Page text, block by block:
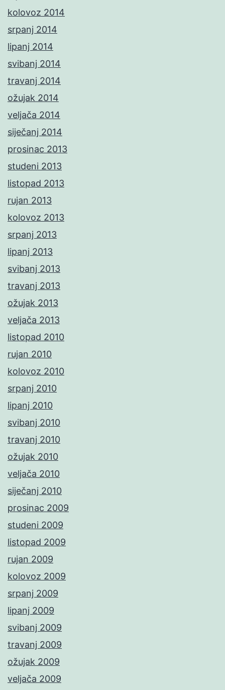
kolovoz 2014
srpanj 2014
lipanj 2014
svibanj 2014
travanj 2014
ožujak 2014
veljača 2014
siječanj 2014
prosinac 2013
studeni 2013
listopad 2013
rujan 2013
kolovoz 2013
srpanj 2013
lipanj 2013
svibanj 2013
travanj 2013
ožujak 2013
veljača 2013
listopad 2010
rujan 2010
kolovoz 2010
srpanj 2010
lipanj 2010
svibanj 2010
travanj 2010
ožujak 2010
veljača 2010
siječanj 2010
prosinac 2009
studeni 2009
listopad 2009
rujan 2009
kolovoz 2009
srpanj 2009
lipanj 2009
svibanj 2009
travanj 2009
ožujak 2009
veljača 2009